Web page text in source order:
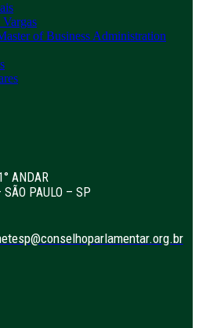
of Business Administration
ANDAR
SÃO PAULO – SP